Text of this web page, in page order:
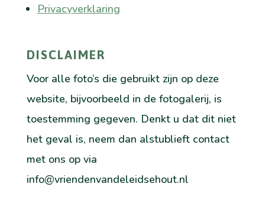
Privacyverklaring
DISCLAIMER
Voor alle foto’s die gebruikt zijn op deze
website, bijvoorbeeld in de fotogalerij, is
toestemming gegeven. Denkt u dat dit niet
het geval is, neem dan alstublieft contact
met ons op via
info@vriendenvandeleidsehout.nl